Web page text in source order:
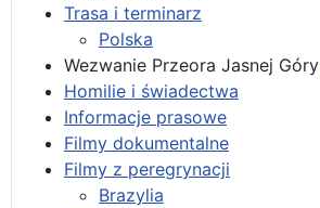
Trasa i terminarz
Polska
Wezwanie Przeora Jasnej Góry
Homilie i świadectwa
Informacje prasowe
Filmy dokumentalne
Filmy z peregrynacji
Brazylia